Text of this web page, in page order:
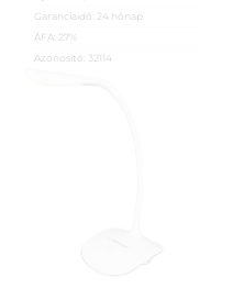
Garanciaidő: 24 hónap
ÁFA: 27%
Azonosító: 32114